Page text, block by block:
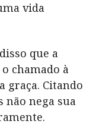
vida
que a
chamado à
graça. Citando
não nega sua